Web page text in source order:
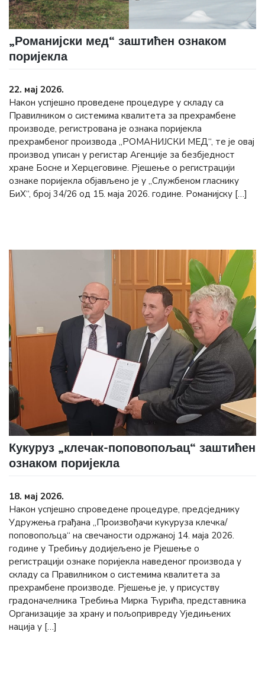
„Романијски мед“ заштићен ознаком
поријекла
22. мај 2026.
Након успјешно проведене процедуре у складу са
Правилником о системима квалитета за прехрамбене
производе, регистрована је ознака поријекла
прехрамбеног производа „РОМАНИЈСКИ МЕД“, те је овај
производ уписан у регистар Агенције за безбједност
хране Босне и Херцеговине. Рјешење о регистрацији
ознаке поријекла објављено је у „Службеном гласнику
БиХ“, број 34/26 од 15. маја 2026. године. Романијску […]
Кукуруз „клечак-поповопољац“ заштићен
ознаком поријекла
18. мај 2026.
Након успјешно спроведене процедуре, предсједнику
Удружења грађана „Произвођачи кукуруза клечка/
поповопољца“ на свечаности одржаној 14. маја 2026.
године у Требињу додијељено је Рјешење о
регистрацији ознаке поријекла наведеног производа у
складу са Правилником о системима квалитета за
прехрамбене производе. Рјешење је, у присуству
градоначелника Требиња Мирка Ћурића, представника
Организације за храну и пољопривреду Уједињених
нација у […]